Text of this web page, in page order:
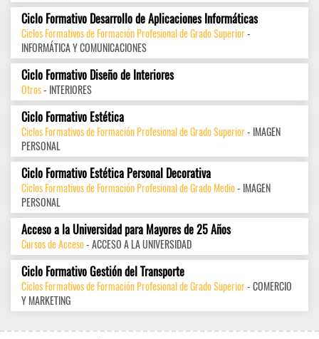
Ciclo Formativo Desarrollo de Aplicaciones Informáticas
Ciclos Formativos de Formación Profesional de Grado Superior-
INFORMÁTICA Y COMUNICACIONES
Ciclo Formativo Diseño de Interiores
Otros- INTERIORES
Ciclo Formativo Estética
Ciclos Formativos de Formación Profesional de Grado Superior- IMAGEN
PERSONAL
Ciclo Formativo Estética Personal Decorativa
Ciclos Formativos de Formación Profesional de Grado Medio- IMAGEN
PERSONAL
Acceso a la Universidad para Mayores de 25 Años
Cursos de Acceso- ACCESO A LA UNIVERSIDAD
Ciclo Formativo Gestión del Transporte
Ciclos Formativos de Formación Profesional de Grado Superior- COMERCIO
Y MARKETING